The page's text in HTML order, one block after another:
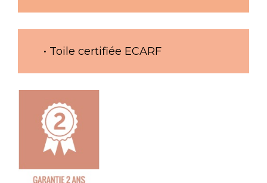
• Toile certifiée ECARF